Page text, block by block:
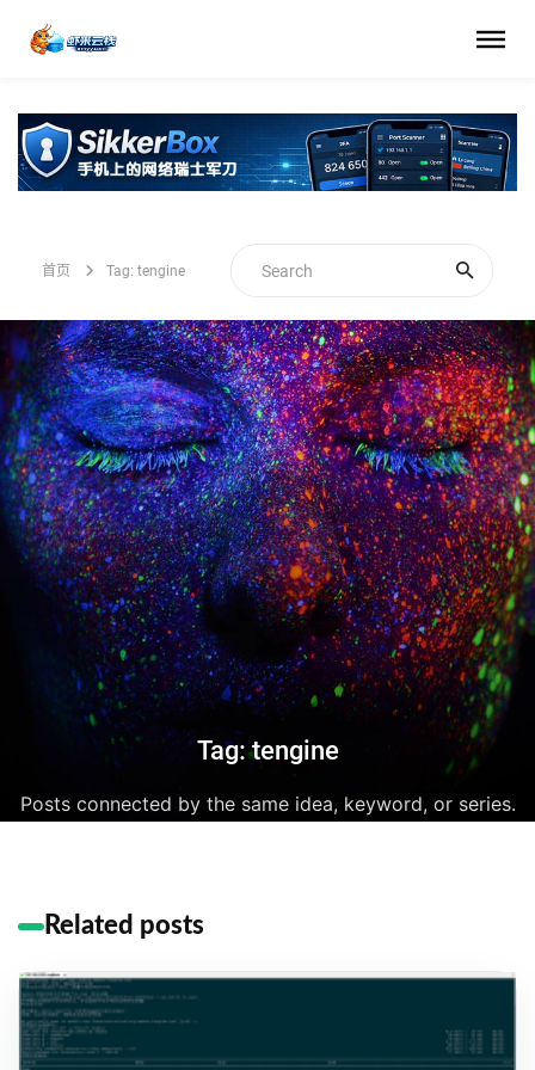
首页 Tag: tengine
Tag: tengine
Posts connected by the same idea, keyword, or series.
Related posts